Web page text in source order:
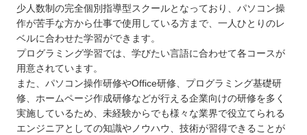
少人数制の完全個別指導型スクールとなっており、パソコン操
作が苦手な方から仕事で使用している方まで、一人ひとりのレ
ベルに合わせた学習ができます。
プログラミング学習では、学びたい言語に合わせて各コースが
用意されています。
また、パソコン操作研修やOffice研修、プログラミング基礎研
修、ホームページ作成研修などが行える企業向けの研修を多く
実施しているため、未経験からでも様々な業界で役立てられる
エンジニアとしての知識やノウハウ、技術が習得できることが